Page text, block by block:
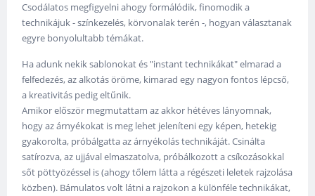
Csodálatos megfigyelni ahogy formálódik, finomodik a
technikájuk - színkezelés, körvonalak terén -, hogyan választanak
egyre bonyolultabb témákat.
Ha adunk nekik sablonokat és "instant technikákat" elmarad a
felfedezés, az alkotás öröme, kimarad egy nagyon fontos lépcső,
a kreativitás pedig eltűnik.
Amikor először megmutattam az akkor hétéves lányomnak,
hogy az árnyékokat is meg lehet jeleníteni egy képen, hetekig
gyakorolta, próbálgatta az árnyékolás technikáját. Csinálta
satírozva, az ujjával elmaszatolva, próbálkozott a csíkozásokkal
sőt pöttyözéssel is (ahogy tőlem látta a régészeti leletek rajzolása
közben). Bámulatos volt látni a rajzokon a különféle technikákat,